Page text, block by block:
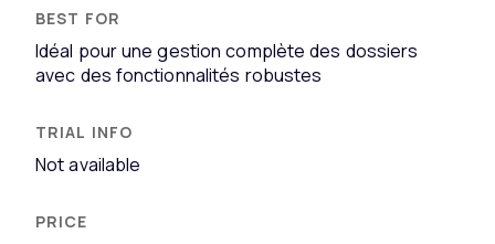
Idéal pour une gestion complète des dossiers
avec des fonctionnalités robustes
Not available